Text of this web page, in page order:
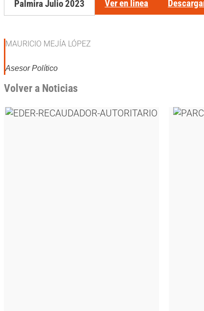
Palmira Julio 2023 Ver en linea
MAURICIO MEJÍA LÓPEZ
Asesor Político
Volver a Noticias